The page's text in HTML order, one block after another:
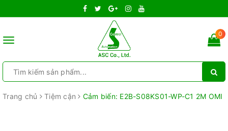
Toggle
0
Trang chủ Tiệm cận Cảm biến: E2B-S08KS01-WP-C1 2M OMI